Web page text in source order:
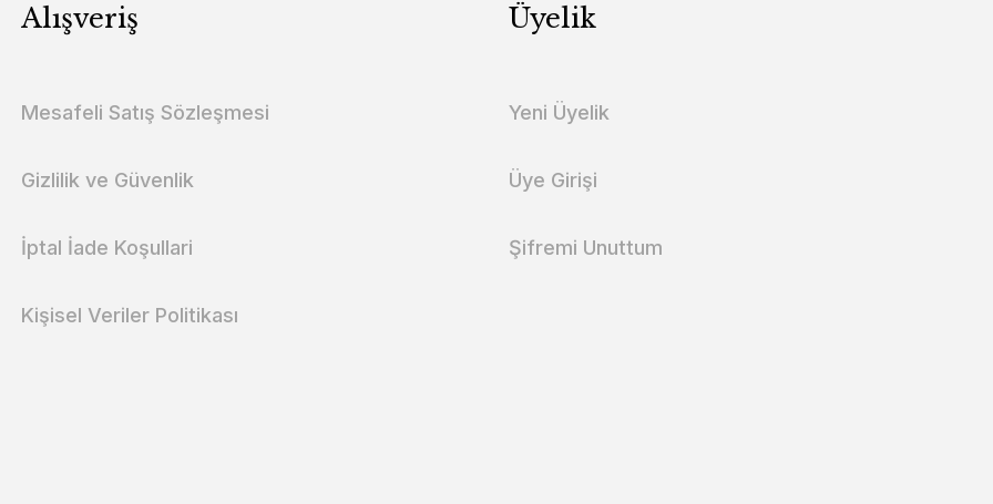
Alışveriş
Mesafeli Satış Sözleşmesi
Gizlilik ve Güvenlik
İptal İade Koşullari
Kişisel Veriler Politikası
Üyelik
Yeni Üyelik
Üye Girişi
Şifremi Unuttum